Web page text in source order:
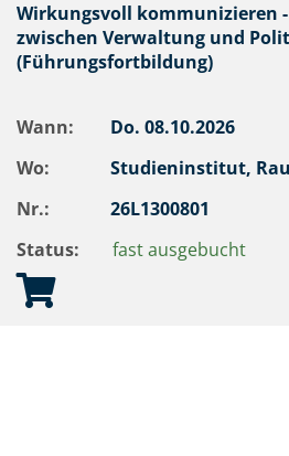
Wirkungsvoll kommunizieren
zwischen Verwaltung und
(Führungsfortbildung)
Wann: Do. 08.10.2026
Wo:
Studieninstitut,
Nr.:
26L1300801
Status:
fast ausgebucht